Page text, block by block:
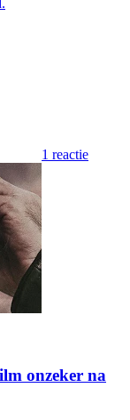
1 reactie
onzeker na